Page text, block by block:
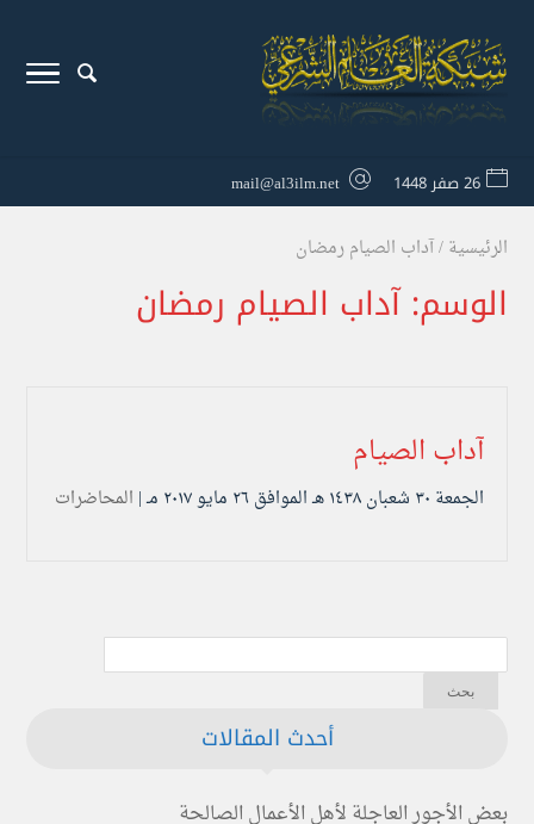
26 صفر 1448 mail@al3ilm.net
الرئيسية/آداب الصيام رمضان
الوسم:آداب الصيام رمضان
آداب الصيام
الجمعة ۳۰ شعبان ۱٤۳۸ هـ الموافق ۲٦ مايو ۲۰۱۷ مـ | المحاضرات
أحدث المقالات
بعض الأجور العاجلة لأهل الأعمال الصالحة